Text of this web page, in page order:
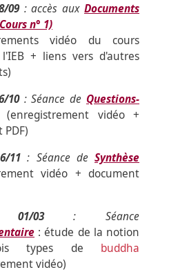
09: accès auxDocuments
n° 1)
vidéo du cours
+ liens vers d'autres
10: Séance de Questions-
(enregistrement vidéo +
11 : Séance deSynthèse
vidéo + document
01/03: Séance
: étude de la notion
types de buddha
vidéo)